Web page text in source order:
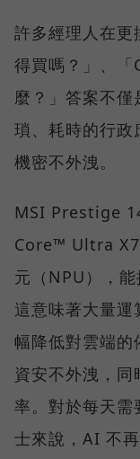
許多經理人在更
得買嗎？」、
麼？」答案不
瑣、耗時的行政
機密不外洩。
MSI Prestige
Core™ Ultra X7
元（NPU），
這意味著大量
幅降低對雲端的
資安不外洩，
率。對於每天需
士來說，AI 不